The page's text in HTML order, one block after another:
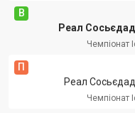
В
Реал Сосьєдад
Чемпіонат
П
Реал Сосьєдад
Чемпіонат